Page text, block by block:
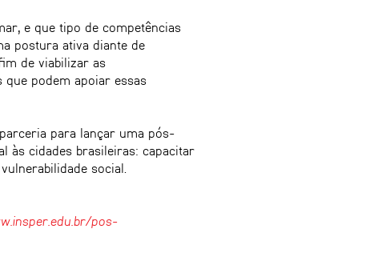
e que tipo de competências
postura ativa diante de
de viabilizar as
podem apoiar essas
para lançar uma pós-
às cidades brasileiras: capacitar
social.
pos-